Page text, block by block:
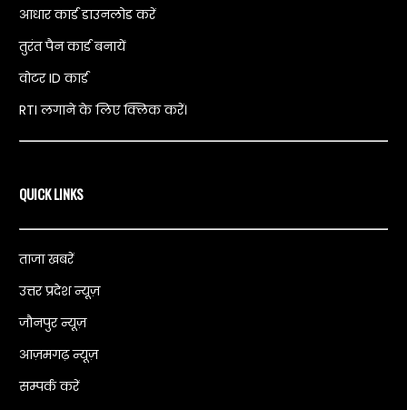
आधार कार्ड डाउनलोड करें
तुरंत पैन कार्ड बनायें
वोटर ID कार्ड
RTI लगाने के लिए क्लिक करें।
QUICK LINKS
ताजा खबरें
उत्तर प्रदेश न्यूज़
जौनपुर न्यूज़
आज़मगढ़ न्यूज़
सम्पर्क करें